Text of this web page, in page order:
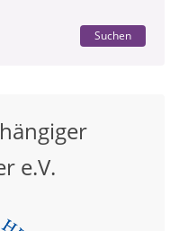
Suchen
e.V.